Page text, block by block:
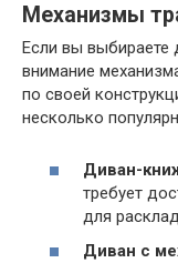
Механизмы
Если вы выбираете
внимание
по своей
несколько
Диван-
требует
для
Диван с